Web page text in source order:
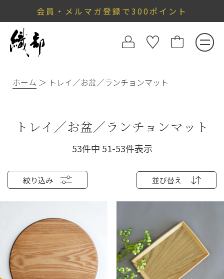
会員・メルマガ登録で300ポイント
ホーム トレイ／お盆／ランチョンマット
トレイ／お盆／ランチョンマット
絞り込み 並び替え
53件中 51-53件表示